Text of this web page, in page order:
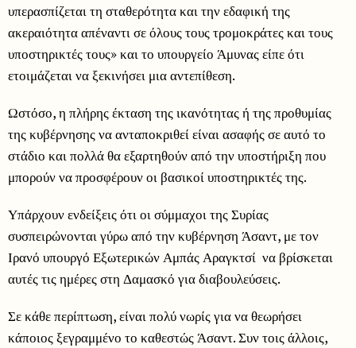
υπερασπίζεται τη σταθερότητα και την εδαφική της
ακεραιότητα απέναντι σε όλους τους τρομοκράτες και τους
υποστηρικτές τους» και το υπουργείο Άμυνας είπε ότι
ετοιμάζεται να ξεκινήσει μια αντεπίθεση.
Ωστόσο, η πλήρης έκταση της ικανότητας ή της προθυμίας
της κυβέρνησης να ανταποκριθεί είναι ασαφής σε αυτό το
στάδιο και πολλά θα εξαρτηθούν από την υποστήριξη που
μπορούν να προσφέρουν οι βασικοί υποστηρικτές της.
Υπάρχουν ενδείξεις ότι οι σύμμαχοι της Συρίας
συσπειρώνονται γύρω από την κυβέρνηση Άσαντ, με τον
Ιρανό υπουργό Εξωτερικών Αμπάς Αραγκτσί να βρίσκεται
αυτές τις ημέρες στη Δαμασκό για διαβουλεύσεις.
Σε κάθε περίπτωση, είναι πολύ νωρίς για να θεωρήσει
κάποιος ξεγραμμένο το καθεστώς Άσαντ. Συν τοις άλλοις,